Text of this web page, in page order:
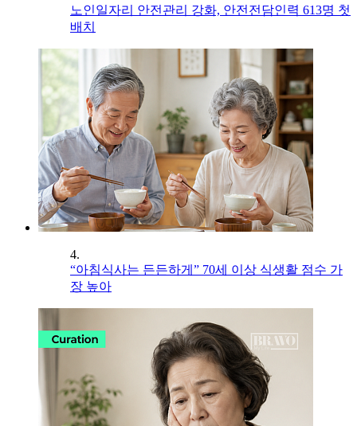
노인일자리 안전관리 강화, 안전전담인력 613명 첫
배치
4.
“아침식사는 든든하게” 70세 이상 식생활 점수 가
장 높아